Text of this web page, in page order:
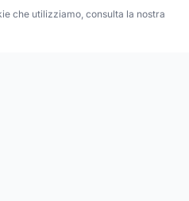
che utilizziamo, consulta la nostra